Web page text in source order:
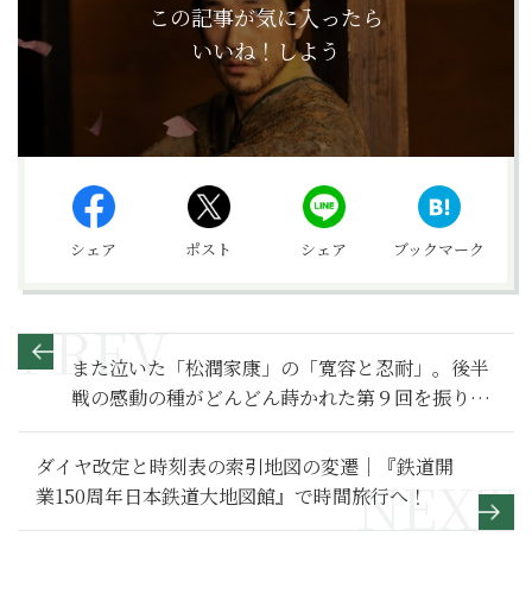
この記事が気に入ったら
いいね！しよう
シェア ポスト シェア ブックマーク
また泣いた「松潤家康」の「寛容と忍耐」。後半
戦の感動の種がどんどん蒔かれた第９回を振り返
る【どうする家康 満喫リポート】９
ダイヤ改定と時刻表の索引地図の変遷｜『鉄道開
業150周年日本鉄道大地図館』で時間旅行へ！